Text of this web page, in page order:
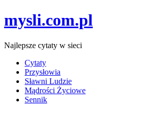
mysli.com.pl
Najlepsze cytaty w sieci
Cytaty
Przysłowia
Sławni Ludzie
Mądrości Życiowe
Sennik